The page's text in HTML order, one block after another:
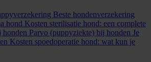
Beste hondenverzekering
hond Kosten sterilisatie hond: een complete
honden Parvo (puppyziekte) bij honden Je
Kosten spoedoperatie hond: wat kun je